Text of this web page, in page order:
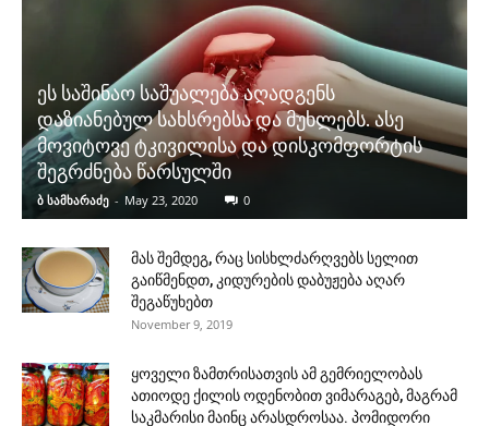
ეს საშინაო საშუალება აღადგენს
დაზიანებულ სახსრებსა და მუხლებს. ასე
მოვიტოვე ტკივილისა და დისკომფორტის
შეგრძნება წარსულში
ბ სამხარაძე - May 23, 2020 0
მას შემდეგ, რაც სისხლძარღვებს სელით
გაიწმენდთ, კიდურების დაბუჟება აღარ
შეგაწუხებთ
November 9, 2019
ყოველი ზამთრისათვის ამ გემრიელობას
ათიოდე ქილის ოდენობით ვიმარაგებ, მაგრამ
საკმარისი მაინც არასდროსაა. პომიდორი